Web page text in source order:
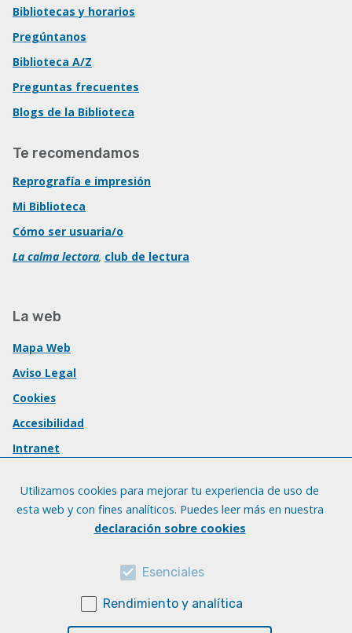
Bibliotecas y horarios
Pregúntanos
Biblioteca A/Z
Preguntas frecuentes
Blogs de la Biblioteca
Te recomendamos
Reprografía e impresión
Mi Biblioteca
Cómo ser usuaria/o
La calma lectora, club de lectura
La web
Mapa Web
Aviso Legal
Cookies
Accesibilidad
Intranet
Utilizamos cookies para mejorar tu experiencia de uso de
esta web y con fines analíticos. Puedes leer más en nuestra
declaración sobre cookies
Esenciales
Rendimiento y analítica